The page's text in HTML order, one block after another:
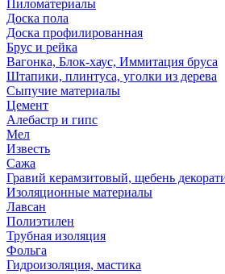
Пиломатериалы
Доска пола
Доска профилированная
Брус и рейка
Вагонка, Блок-хаус, Иммитация бруса
Штапики, плинтуса, уголки из дерева
Сыпучие материалы
Цемент
Алебастр и гипс
Мел
Известь
Сажа
Гравий керамзитовый, щебень
Изоляционные материалы
Лавсан
Полиэтилен
Трубная изоляция
Фольга
Гидроизоляция, мастика